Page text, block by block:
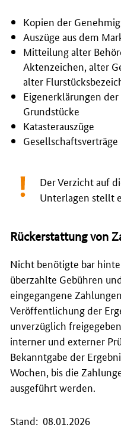
Kopien der
Auszüge aus dem
Mitteilung alter
Aktenzeichen, alter
alter
Eigenerklärungen
Grundstücke
Katasterauszüge
Gesellschaftsverträge
Der Verzicht auf
Unterlagen stellt
Rückerstattung von
Nicht benötigte bar
überzahlte Gebühren
eingegangene
Veröffentlichung der
unverzüglich
interner und externer
Bekanntgabe der
Wochen, bis die
ausgeführt werden.
Stand: 08.01.2026